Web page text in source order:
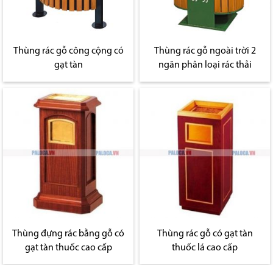
Thùng rác gỗ công cộng có
gạt tàn
Thùng rác gỗ ngoài trời 2
ngăn phân loại rác thải
Thùng đựng rác bằng gỗ có
gạt tàn thuốc cao cấp
Thùng rác gỗ có gạt tàn
thuốc lá cao cấp